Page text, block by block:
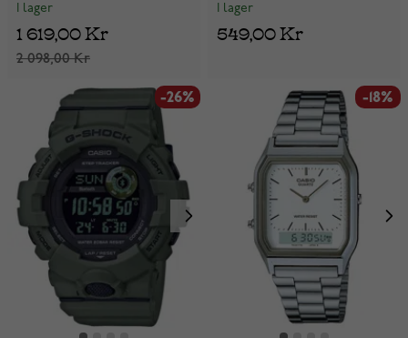
I lager
2 098,00 Kr
1 619,00 Kr
I lager
549,00 Kr
-26% -18%